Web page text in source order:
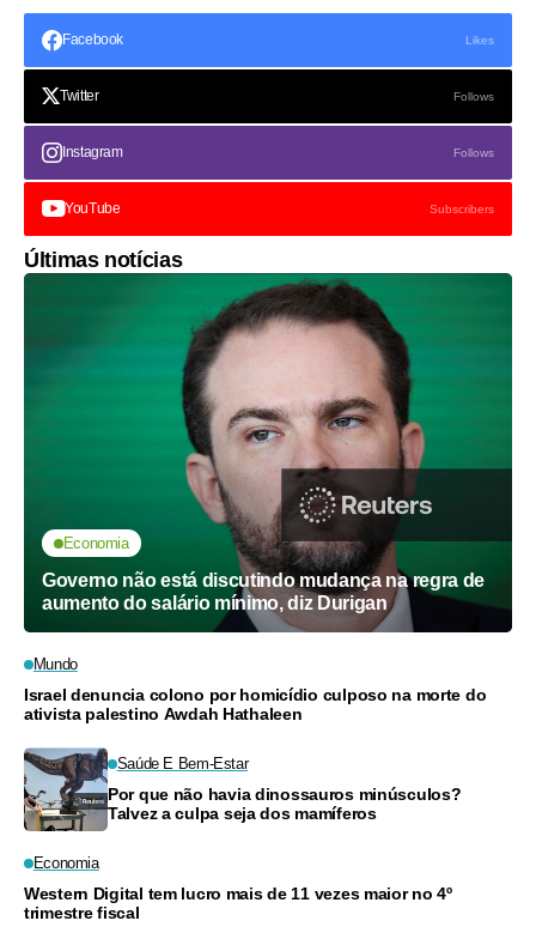
Facebook Likes
Twitter Follows
Instagram Follows
YouTube Subscribers
Últimas notícias
Economia
Governo não está discutindo mudança na regra de
aumento do salário mínimo, diz Durigan
Mundo
Israel denuncia colono por homicídio culposo na morte do
ativista palestino Awdah Hathaleen
Saúde E Bem-Estar
Por que não havia dinossauros minúsculos?
Talvez a culpa seja dos mamíferos
Economia
Western Digital tem lucro mais de 11 vezes maior no 4º
trimestre fiscal